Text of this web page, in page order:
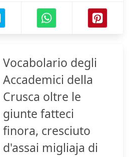
Vocabolario degli
Accademici della
Crusca oltre le
giunte fatteci
finora, cresciuto
d'assai migliaja di